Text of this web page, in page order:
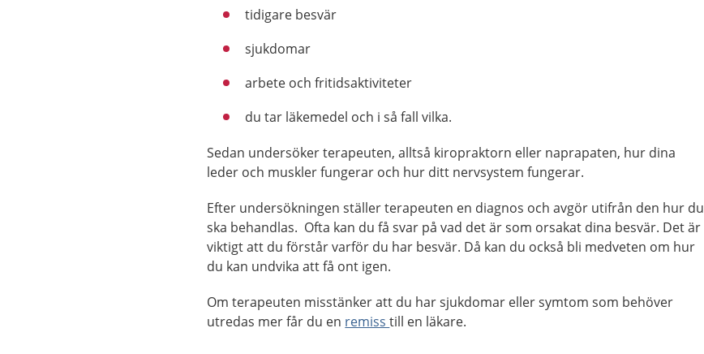
tidigare besvär
sjukdomar
arbete och fritidsaktiviteter
du tar läkemedel och i så fall vilka.
Sedan undersöker terapeuten, alltså kiropraktorn eller naprapaten, hur dina
leder och muskler fungerar och hur ditt nervsystem fungerar.
Efter undersökningen ställer terapeuten en diagnos och avgör utifrån den hur du
ska behandlas. Ofta kan du få svar på vad det är som orsakat dina besvär. Det är
viktigt att du förstår varför du har besvär. Då kan du också bli medveten om hur
du kan undvika att få ont igen.
Om terapeuten misstänker att du har sjukdomar eller symtom som behöver
utredas mer får du en remisstill en läkare.